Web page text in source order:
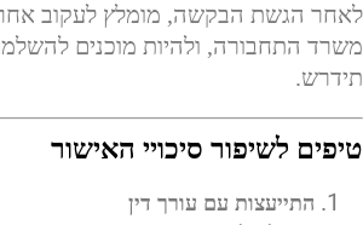
לאחר הגשת הבקשה, מומלץ לעקוב
משרד התחבורה, ולהיות מוכנים
תידרש.
טיפים לשיפור סיכויי האישור
התייעצות עם עורך דין